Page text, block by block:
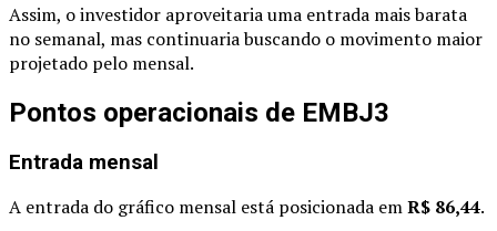
Assim, o investidor aproveitaria uma entrada mais barata
no semanal, mas continuaria buscando o movimento maior
projetado pelo mensal.
Pontos operacionais de EMBJ3
Entrada mensal
A entrada do gráfico mensal está posicionada emR$ 86,44.